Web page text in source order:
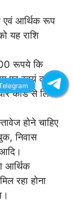
एवं आर्थिक रूप
यह राशि
रूपये कि
पर स्वयं का
कार्ड से लिंक
होने चाहिए
निवास
आर्थिक
रहा होना